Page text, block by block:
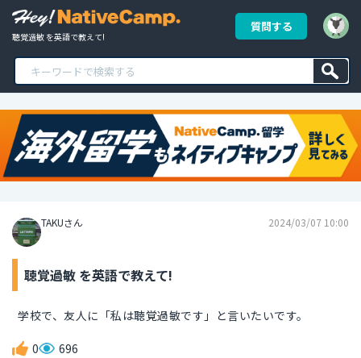
聴覚過敏 を英語で教えて!
質問する
TAKUさん 2024/03/07 10:00
聴覚過敏 を英語で教えて!
学校で、友人に「私は聴覚過敏です」と言いたいです。
0 696